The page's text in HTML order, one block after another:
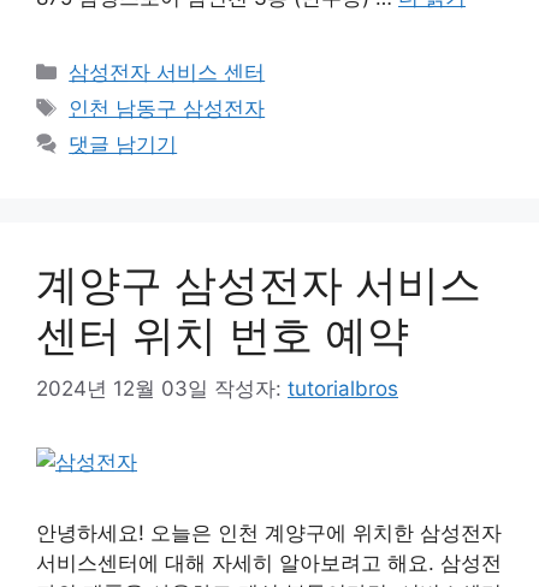
카
테
리
삼성전자 서비스 센터
태
그
인천 남동구 삼성전자
댓글 남기기
계양구 삼성전자 서비스
센터 위치 번호 예약
2024년 12월 03일 작성자: tutorialbros
안녕하세요! 오늘은 인천 계양구에 위치한 삼성전자
서비스센터에 대해 자세히 알아보려고 해요. 삼성전